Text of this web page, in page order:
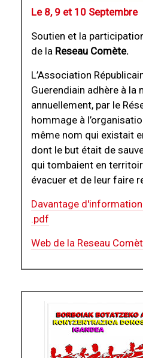
Le 8, 9 et 10 Septembre
Soutien et la
de la Reseau Comète.
L’Association
Guerendiain adhère à la
annuellement, par le
hommage à
même nom qui existait
dont le but était de
qui tombaient en
évacuer et de leur faire
Davantage
.pdf
Web de la Reseau